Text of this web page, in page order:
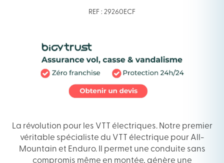
FRONT'
29X2.60
REF : 29260ECF
La révolution pour les VTT électriques. Notre premier
véritable spécialiste du VTT électrique pour All-
Mountain et Enduro. Il permet une conduite sans
compromis même en montée, génère une